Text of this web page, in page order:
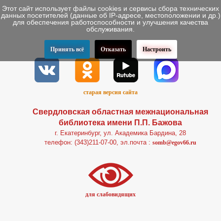
старая версия сайта
Свердловская областная межнациональная
библиотека имени П.П. Бажова
г. Екатеринбург, ул. Академика Бардина, 28
телефон: (343)211-07-00, эл.почта : somb@egov66.ru
для слабовидящих
Этот сайт использует файлы cookies и сервисы сбора технических
данных посетителей (данные об IP-адресе, местоположении и др.)
для обеспечения работоспособности и улучшения качества
обслуживания.
Принять всё Отказать Настроить